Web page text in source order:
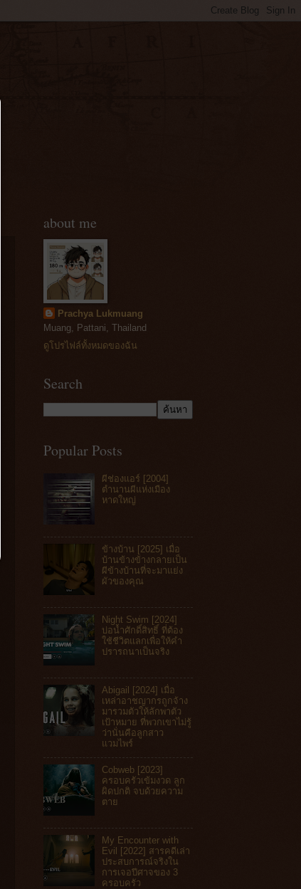
about me
Prachya Lukmuang
Muang, Pattani, Thailand
ดูโปรไฟล์ทั้งหมดของฉัน
Search
Popular Posts
ผีช่องแอร์ [2004]
ตำนานผีแห่งเมือง
หาดใหญ่
ข้างบ้าน [2025] เมื่อ
บ้านข้างข้างกลายเป็น
ผีข้างบ้านที่จะมาแย่ง
ผัวของคุณ
Night Swim [2024]
บ่อน้ำศักดิ์สิทธิ์ ที่ต้อง
ใช้ชีวิตแลกเพื่อให้คำ
ปรารถนาเป็นจริง
Abigail [2024] เมื่อ
เหล่าอาชญากรถูกจ้าง
มารวมตัวให้ลักพาตัว
เป้าหมาย ที่พวกเขาไม่รู้
ว่านั่นคือลูกสาว
แวมไพร์
Cobweb [2023]
ครอบครัวเข้มงวด ลูก
ผิดปกติ จบด้วยความ
ตาย
My Encounter with
Evil [2022] สารคดีเล่า
ประสบการณ์จริงใน
การเจอปีศาจของ 3
ครอบครัว